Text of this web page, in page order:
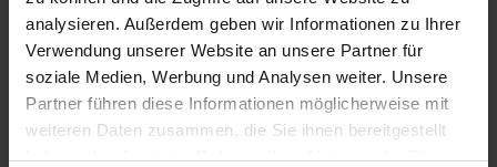
analysieren. Außerdem geben wir Informationen zu Ihrer
Verwendung unserer Website an unsere Partner für
soziale Medien, Werbung und Analysen weiter. Unsere
Partner führen diese Informationen möglicherweise mit
weiteren Daten zusammen, die Sie ihnen bereitgestellt
haben oder die sie im Rahmen Ihrer Nutzung der Dienste
50,66 € / St
50,66 €pro 1 Stück
60,29 €
inkl. 19% MwSt.,zzgl. Versandkosten